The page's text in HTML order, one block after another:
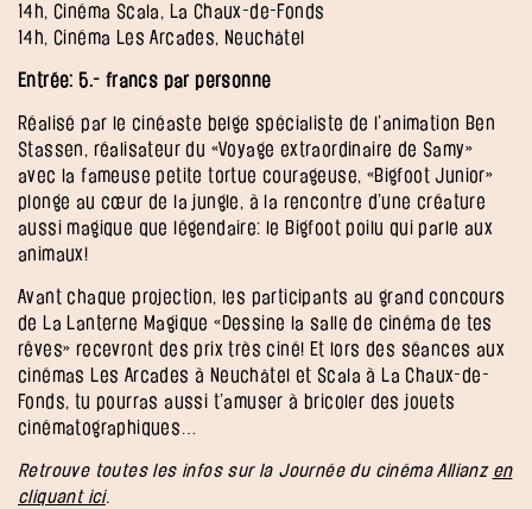
14h, Cinéma Scala, La Chaux-de-Fonds
14h, Cinéma Les Arcades, Neuchâtel
Entrée: 5.- francs par personne
Réalisé par le cinéaste belge spécialiste de l’animation Ben
Stassen, réalisateur du «Voyage extraordinaire de Samy»
avec la fameuse petite tortue courageuse, «Bigfoot Junior»
plonge au cœur de la jungle, à la rencontre d’une créature
aussi magique que légendaire: le Bigfoot poilu qui parle aux
animaux!
Avant chaque projection, les participants au grand concours
de La Lanterne Magique «Dessine la salle de cinéma de tes
rêves» recevront des prix très ciné! Et lors des séances aux
cinémas Les Arcades à Neuchâtel et Scala à La Chaux-de-
Fonds, tu pourras aussi t’amuser à bricoler des jouets
cinématographiques…
Retrouve toutes les infos sur la Journée du cinéma Allianz en
cliquant ici.